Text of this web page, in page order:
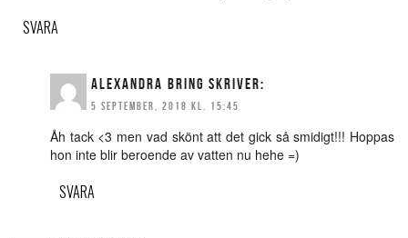
SVARA
ALEXANDRA BRING SKRIVER:
5 SEPTEMBER, 2018 KL. 15:45
Åh tack <3 men vad skönt att det gick så smidigt!!! Hoppas
hon inte blir beroende av vatten nu hehe =)
SVARA